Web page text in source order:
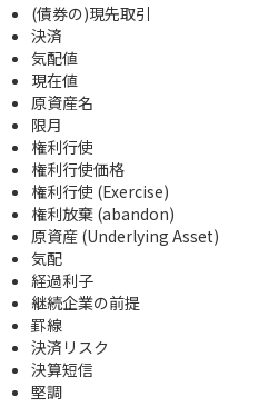
(債券の)現先取引
決済
気配値
現在値
原資産名
限月
権利行使
権利行使価格
権利行使 (Exercise)
権利放棄 (abandon)
原資産 (Underlying Asset)
気配
経過利子
継続企業の前提
罫線
決済リスク
決算短信
堅調